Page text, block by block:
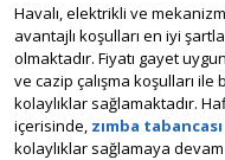
Havalı, elektrikli ve
avantajlı koşulları en iyi
olmaktadır. Fiyatı gayet
ve cazip çalışma koşulları
kolaylıklar sağlamaktadır.
içerisinde, zımba tabancası
kolaylıklar sağlamaya